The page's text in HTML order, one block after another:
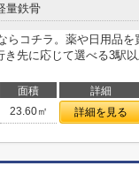
量鉄骨
らコチラ。薬や日用品を
き先に応じて選べる3駅
面積 詳細
23.60㎡ 詳細を見る